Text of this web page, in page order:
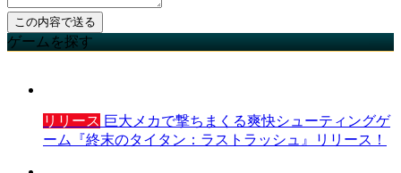
ゲームを探す
リリース 巨大メカで撃ちまくる爽快シューティングゲ
ーム『終末のタイタン：ラストラッシュ』リリース！